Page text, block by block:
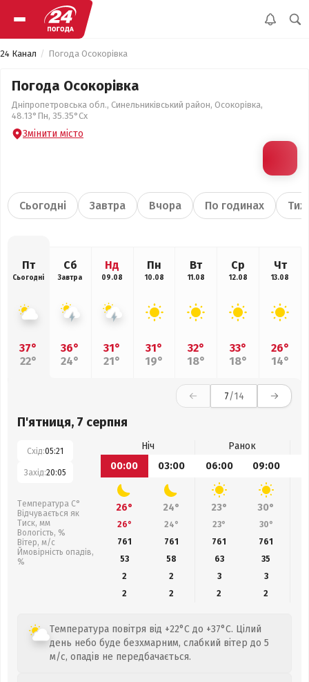
24 Канал Погода Осокорівка
Погода Осокорівка
Дніпропетровська обл., Синельниківський район, Осокорівка,
48.13°Пн, 35.35°Сх
Змінити місто
Сьогодні Завтра Вчора По годинах
Пт
Сьогодні
37°
22°
Сб
Завтра
36°
24°
Нд
09.08
31°
21°
Пн
10.08
31°
19°
Вт
11.08
32°
18°
Ср
12.08
33°
18°
Чт
13.08
26°
14°
7/14
П'ятниця, 7 серпня
Схід:05:21
Захід:20:05
Температура С°
Відчувається як
Тиск, мм
Вологість, %
Вітер, м/с
Ймовірність опадів,
%
Ніч
Ранок
00:00
03:00 06:00 09:00
26° 24° 23° 30°
26° 24° 23° 30°
761
761 761 761
53
58 63 35
2
2 3
3
2
2 2 2
Температура повітря від +22°C до +37°C. Цілий
день небо буде безхмарним, слабкий вітер до 5
м/с, опадів не передбачається.